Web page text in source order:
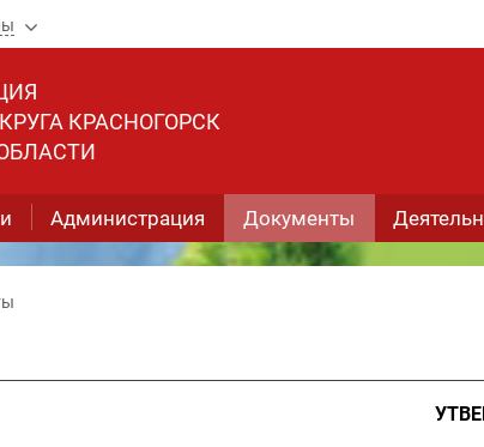
КРАСНОГОРСК
Администрация Документы